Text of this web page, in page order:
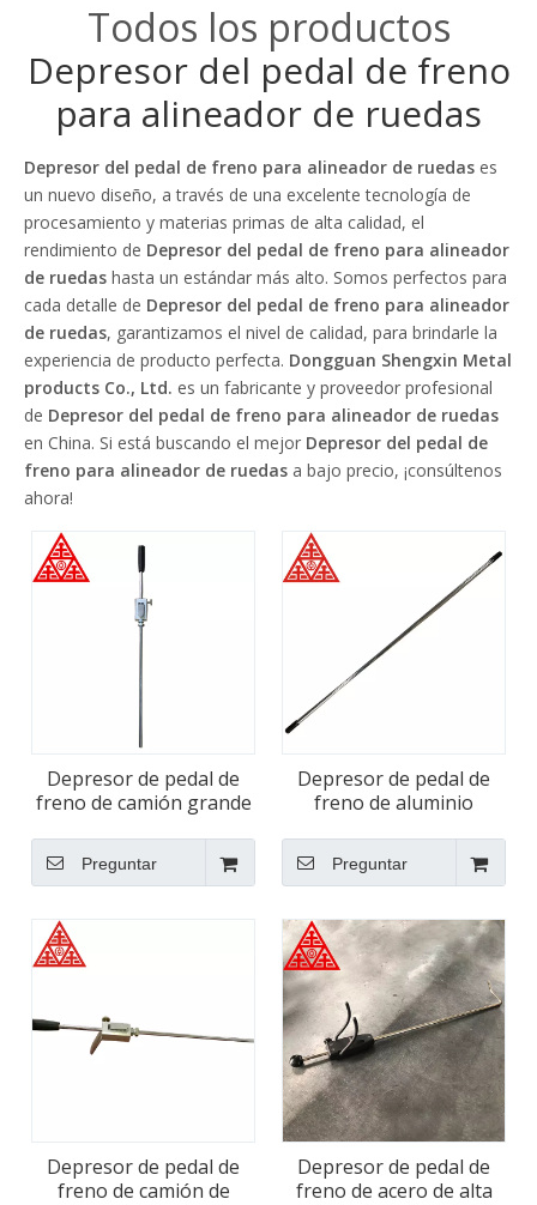
Todos los productos
Depresor del pedal de freno
para alineador de ruedas
Depresor del pedal de freno para alineador de ruedas es
un nuevo diseño, a través de una excelente tecnología de
procesamiento y materias primas de alta calidad, el
rendimiento de Depresor del pedal de freno para alineador
de ruedas hasta un estándar más alto. Somos perfectos para
cada detalle de Depresor del pedal de freno para alineador
de ruedas, garantizamos el nivel de calidad, para brindarle la
experiencia de producto perfecta. Dongguan Shengxin Metal
products Co., Ltd. es un fabricante y proveedor profesional
de Depresor del pedal de freno para alineador de ruedas
en China. Si está buscando el mejor Depresor del pedal de
freno para alineador de ruedas a bajo precio, ¡consúltenos
ahora!
Depresor de pedal de
freno de camión grande
Preguntar
Depresor de pedal de
freno de aluminio
alineador de ruedas
Preguntar
Depresor de pedal de
freno de camión de
Depresor de pedal de
freno de acero de alta